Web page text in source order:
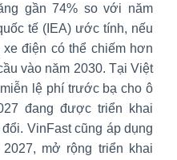
gần 74% so với năm
tế (IEA) ước tính, nếu
điện có thể chiếm hơn
vào năm 2030. Tại Việt
lệ phí trước bạ cho ô
đang được triển khai
VinFast cũng áp dụng
mở rộng triển khai